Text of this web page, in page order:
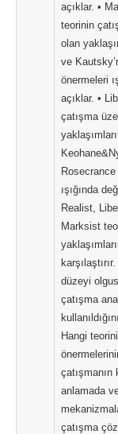
açıklar. •
teorinin
olan
ve
önermeleri
açıklar. •
çatışma
ışığında
Realist,
Marksist
düzeyi
çatışma
Hangi
çatışmanın
anlamada
çatışma